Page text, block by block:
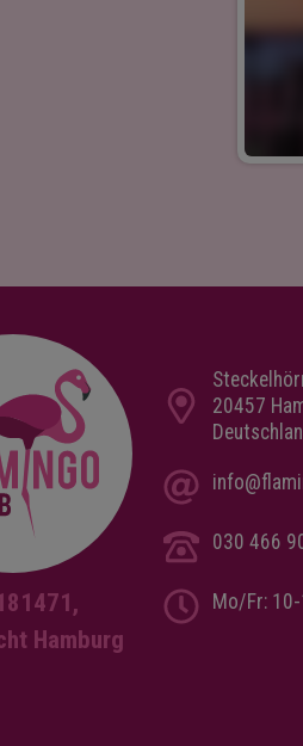
Hamburg
20457
030 466
Mo/Fr: